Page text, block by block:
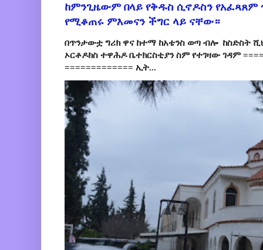
ከምንጊዜውም በላይ የቅዱስ ሲኖዶስን የአፈጻጸም
የሚቆጠሩ ምእመናን ችግር ላይ ናቸው።
በጥንታውቷ ግሪክ ዋና ከተማ ከአቴንስ ወጣ ብሎ ከስድስት
ኦርቶዶክስ ተዋሕዶ ቤተክርስቲያን ስም የተገዛው ገዳም
============= ኢት...